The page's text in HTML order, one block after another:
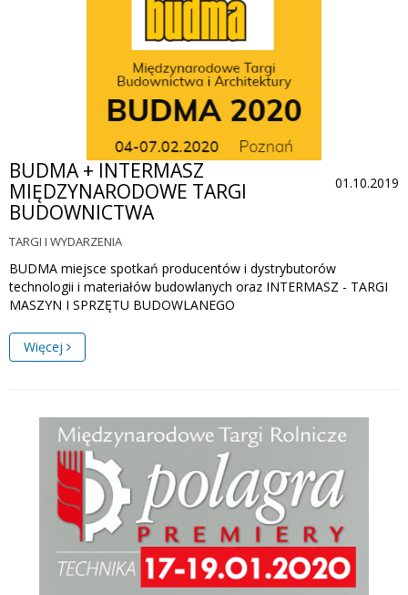
01.10.2019
BUDMA + INTERMASZ
MIĘDZYNARODOWE TARGI
BUDOWNICTWA
TARGI I WYDARZENIA
BUDMA miejsce spotkań producentów i dystrybutorów
technologii i materiałów budowlanych oraz INTERMASZ - TARGI
MASZYN I SPRZĘTU BUDOWLANEGO
Więcej